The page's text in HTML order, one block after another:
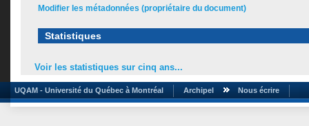
Modifier les métadonnées (propriétaire du document)
Statistiques
Voir les statistiques sur cinq ans...
UQAM - Université du Québec à Montréal Archipel Nous écrire